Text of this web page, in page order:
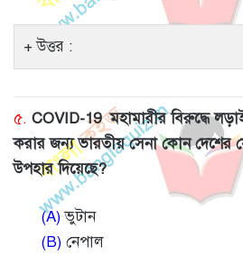
উত্তর :
৫. COVID-19 মহামারীর বিরুদ্ধে
করার জন্য ভারতীয় সেনা কোন দেশের
উপহার দিয়েছে?
(A)ভুটান
(B) নেপাল